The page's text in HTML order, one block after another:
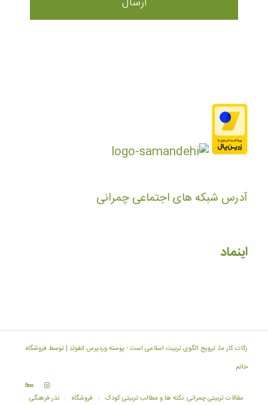
آدرس شبکه های اجتماعی چمرانی
اینماد
زکات کار ما، ترویج الگوی تربیت اسلامی است -پوسته وردپرس انفولد | توسط فروشگاه
خاتم
مقالات تربیتی چمرانی: نکته ها و مطالب تربیتی کودک فروشگاه نذر فرهنگی